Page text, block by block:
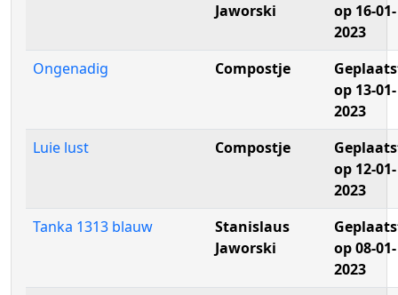
Jaworski
op 16-01-
2023
Ongenadig
Compostje
op 13-01-
2023
Luie lust
Compostje
op 12-01-
2023
Tanka 1313 blauw
Stanislaus
Jaworski
op 08-01-
2023